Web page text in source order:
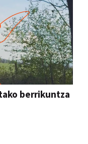
berrikuntza